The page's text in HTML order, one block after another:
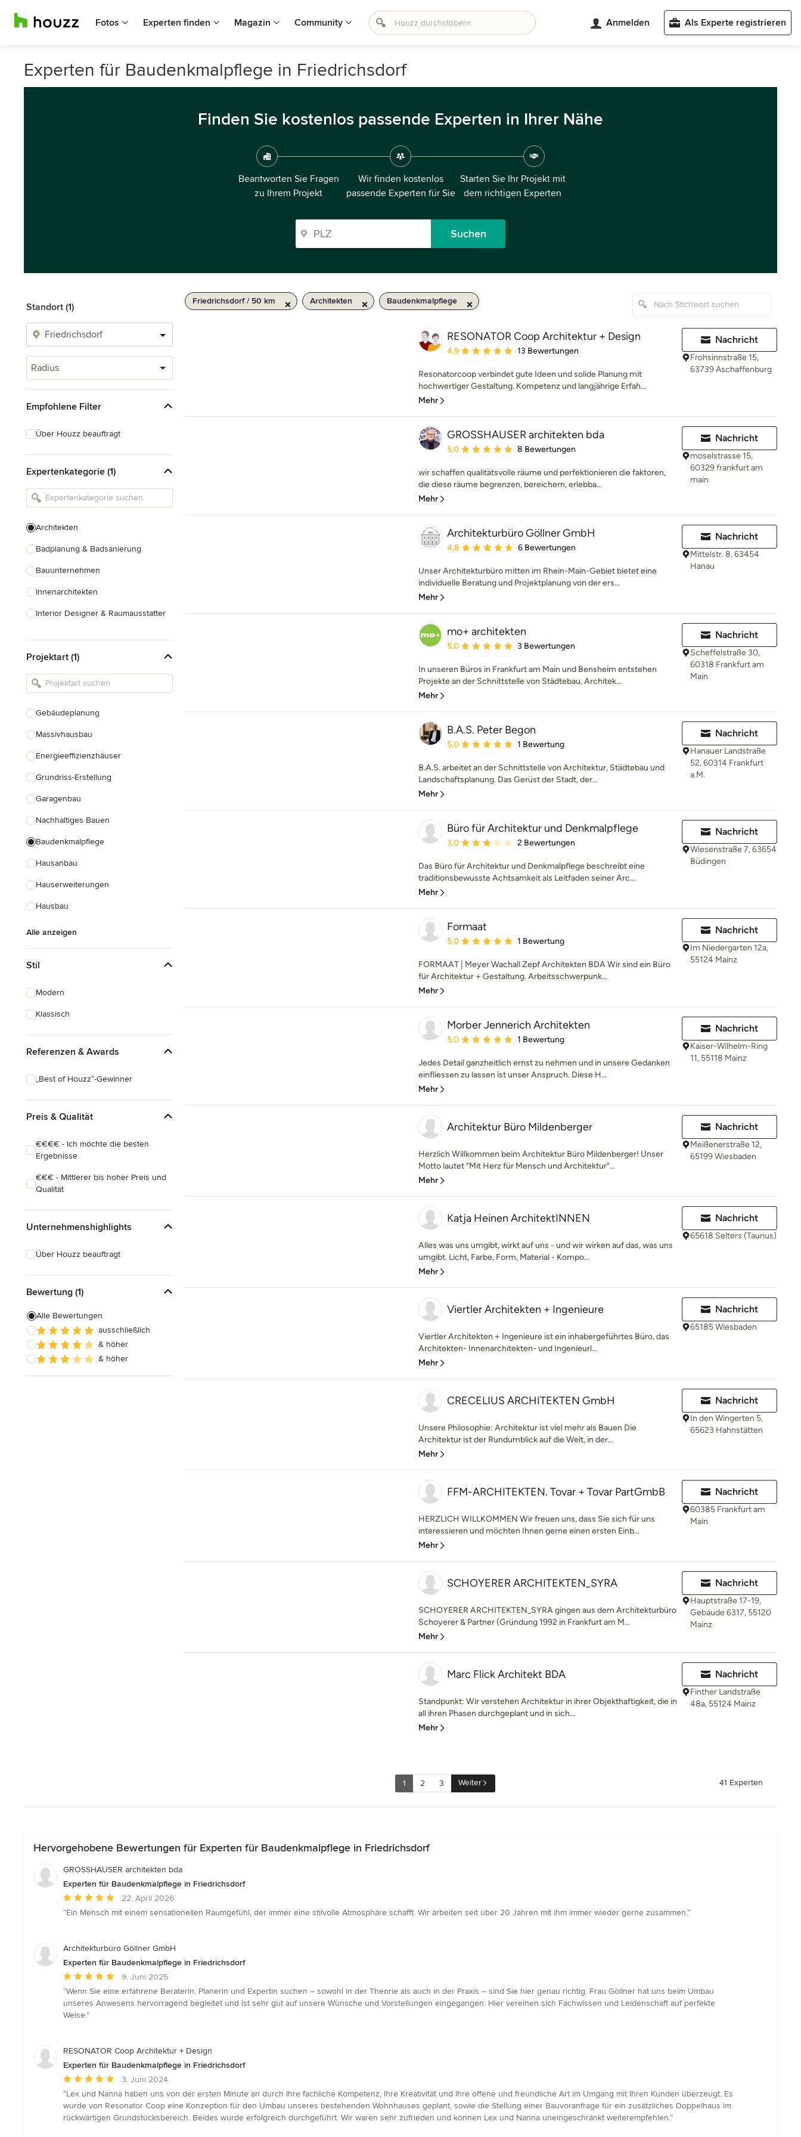
Fotos Experten finden Magazin Community Anmelden Als Experte registrieren
Experten für Baudenkmalpflege in Friedrichsdorf
Finden Sie kostenlos passende Experten in Ihrer Nähe
Beantworten Sie Fragen
zu Ihrem Projekt
Wir finden kostenlos
passende Experten für Sie
Starten Sie Ihr Projekt mit
dem richtigen Experten
Suchen
Standort (1)
Radius
Empfohlene Filter
Über Houzz beauftragt
Expertenkategorie (1)
Architekten
Badplanung & Badsanierung
Bauunternehmen
Innenarchitekten
Interior Designer & Raumausstatter
Landschaftsarchitekten
Armaturen & Sanitärbedarf
Einbauschränke
Projektart (1)
Gebäudeplanung
Massivhausbau
Energieeffizienzhäuser
Grundriss-Erstellung
Garagenbau
Nachhaltiges Bauen
Baudenkmalpflege
Hausanbau
Hauserweiterungen
Hausbau
Alle anzeigen
Stil
Modern
Klassisch
Referenzen & Awards
„Best of Houzz“-Gewinner
Preis & Qualität
€€€€ - Ich möchte die besten
Ergebnisse
€€€ - Mittlerer bis hoher Preis und
Qualität
Unternehmenshighlights
Über Houzz beauftragt
Bewertung (1)
Alle Bewertungen
ausschließlich
& höher
& höher
Friedrichsdorf / 50 km Architekten Baudenkmalpflege
RESONATOR Coop Architektur + Design
Durchschnittliche Bewertung: 4.9 von 5 Sternen
4,9 13 Bewertungen
Resonatorcoop verbindet gute Ideen und solide Planung mit
hochwertiger Gestaltung. Kompetenz und langjährige Erfah...
Mehr
Nachricht
Frohsinnstraße 15,
63739 Aschaffenburg
GROSSHAUSER architekten bda
Durchschnittliche Bewertung: 5 von 5 Sternen
5,0 8 Bewertungen
wir schaffen qualitätsvolle räume und perfektionieren die faktoren,
die diese räume begrenzen, bereichern, erlebba...
Mehr
Nachricht
moselstrasse 15,
60329 frankfurt am
main
Architekturbüro Göllner GmbH
Durchschnittliche Bewertung: 4.8 von 5 Sternen
4,8 6 Bewertungen
Unser Architekturbüro mitten im Rhein-Main-Gebiet bietet eine
individuelle Beratung und Projektplanung von der ers...
Mehr
Nachricht
Mittelstr. 8, 63454
Hanau
mo+ architekten
Durchschnittliche Bewertung: 5 von 5 Sternen
5,0 3 Bewertungen
In unseren Büros in Frankfurt am Main und Bensheim entstehen
Projekte an der Schnittstelle von Städtebau, Architek...
Mehr
Nachricht
Scheffelstraße 30,
60318 Frankfurt am
Main
B.A.S. Peter Begon
Durchschnittliche Bewertung: 5 von 5 Sternen
5,0 1 Bewertung
B.A.S. arbeitet an der Schnittstelle von Architektur, Städtebau und
Landschaftsplanung. Das Gerüst der Stadt, der...
Mehr
Nachricht
Hanauer Landstraße
52, 60314 Frankfurt
a.M.
Büro für Architektur und Denkmalpflege
Durchschnittliche Bewertung: 3 von 5 Sternen
3,0 2 Bewertungen
Das Büro für Architektur und Denkmalpflege beschreibt eine
traditionsbewusste Achtsamkeit als Leitfaden seiner Arc...
Mehr
Nachricht
Wiesenstraße 7, 63654
Büdingen
Formaat
Durchschnittliche Bewertung: 5 von 5 Sternen
5,0 1 Bewertung
FORMAAT | Meyer Wachall Zepf Architekten BDA Wir sind ein Büro
für Architektur + Gestaltung. Arbeitsschwerpunk...
Mehr
Nachricht
Im Niedergarten 12a,
55124 Mainz
Morber Jennerich Architekten
Durchschnittliche Bewertung: 5 von 5 Sternen
5,0 1 Bewertung
Jedes Detail ganzheitlich ernst zu nehmen und in unsere Gedanken
einfliessen zu lassen ist unser Anspruch. Diese H...
Mehr
Nachricht
Kaiser-Wilhelm-Ring
11, 55118 Mainz
Architektur Büro Mildenberger
Herzlich Willkommen beim Architektur Büro Mildenberger! Unser
Motto lautet "Mit Herz für Mensch und Architektur"...
Mehr
Nachricht
Meißenerstraße 12,
65199 Wiesbaden
Katja Heinen ArchitektINNEN
Alles was uns umgibt, wirkt auf uns - und wir wirken auf das, was uns
umgibt. Licht, Farbe, Form, Material - Kompo...
Mehr
Nachricht
65618 Selters (Taunus)
Viertler Architekten + Ingenieure
Viertler Architekten + Ingenieure ist ein inhabergeführtes Büro, das
Architekten- Innenarchitekten- und Ingenieurl...
Mehr
Nachricht
65185 Wiesbaden
CRECELIUS ARCHITEKTEN GmbH
Unsere Philosophie: Architektur ist viel mehr als Bauen Die
Architektur ist der Rundumblick auf die Welt, in der...
Mehr
Nachricht
In den Wingerten 5,
65623 Hahnstätten
FFM-ARCHITEKTEN. Tovar + Tovar PartGmbB
HERZLICH WILLKOMMEN Wir freuen uns, dass Sie sich für uns
interessieren und möchten Ihnen gerne einen ersten Einb...
Mehr
Nachricht
60385 Frankfurt am
Main
SCHOYERER ARCHITEKTEN_SYRA
SCHOYERER ARCHITEKTEN_SYRA gingen aus dem Architekturbüro
Schoyerer & Partner (Gründung 1992 in Frankfurt am M...
Mehr
Nachricht
Hauptstraße 17-19,
Gebäude 6317, 55120
Mainz
Marc Flick Architekt BDA
Standpunkt: Wir verstehen Architektur in ihrer Objekthaftigkeit, die in
all ihren Phasen durchgeplant und in sich...
Mehr
Nachricht
Finther Landstraße
48a, 55124 Mainz
1 2 3 Weiter 41 Experten
Hervorgehobene Bewertungen für Experten für Baudenkmalpflege in Friedrichsdorf
GROSSHAUSER architekten bda
Experten für Baudenkmalpflege in Friedrichsdorf
Durchschnittliche
Bewertung:
5
22. April 2026
“Ein Mensch mit einem sensationellen Raumgefühl, der immer eine stilvolle Atmosphäre schafft. Wir arbeiten seit über 20 Jahren mit ihm immer wieder gerne zusammen.”
Architekturbüro Göllner GmbH
Experten für Baudenkmalpflege in Friedrichsdorf
Durchschnittliche
Bewertung:
5
von
9. Juni 2025
“Wenn Sie eine erfahrene Beraterin, Planerin und Expertin suchen – sowohl in der Theorie als auch in der Praxis – sind Sie hier genau richtig. Frau Göllner hat uns beim Umbau
unseres Anwesens hervorragend begleitet und ist sehr gut auf unsere Wünsche und Vorstellungen eingegangen. Hier vereinen sich Fachwissen und Leidenschaft auf perfekte
Weise.”
RESONATOR Coop Architektur + Design
Experten für Baudenkmalpflege in Friedrichsdorf
Durchschnittliche
Bewertung:
5
von
3. Juni 2024
“Lex und Nanna haben uns von der ersten Minute an durch Ihre fachliche Kompetenz, Ihre Kreativität und Ihre offene und freundliche Art im Umgang mit Ihren Kunden überzeugt. Es
wurde von Resonator Coop eine Konzeption für den Umbau unseres bestehenden Wohnhauses geplant, sowie die Stellung einer Bauvoranfrage für ein zusätzliches Doppelhaus im
rückwärtigen Grundstücksbereich. Beides wurde erfolgreich durchgeführt. Wir waren sehr zufrieden und können Lex und Nanna uneingeschränkt weiterempfehlen.”